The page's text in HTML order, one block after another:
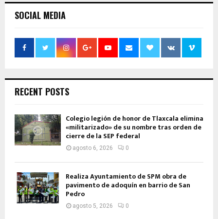
SOCIAL MEDIA
RECENT POSTS
Colegio legión de honor de Tlaxcala elimina
«militarizado» de su nombre tras orden de
cierre de la SEP federal
agosto 6, 2026 0
Realiza Ayuntamiento de SPM obra de
pavimento de adoquín en barrio de San
Pedro
agosto 5, 2026 0